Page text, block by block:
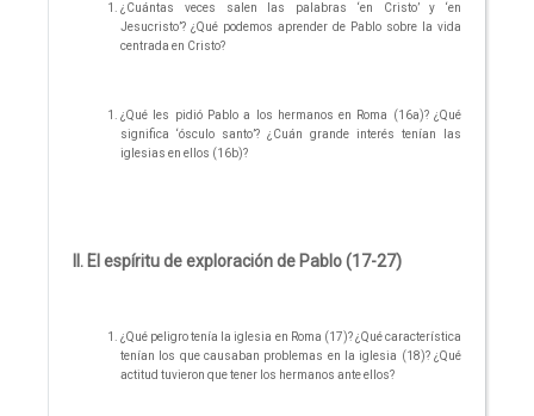
¿Cuántas veces salen las palabras ‘en Cristo’ y ‘en
Jesucristo’? ¿Qué podemos aprender de Pablo sobre la vida
centrada en Cristo?
¿Qué les pidió Pablo a los hermanos en Roma (16a)? ¿Qué
significa ‘ósculo santo’? ¿Cuán grande interés tenían las
iglesias en ellos (16b)?
II. El espíritu de exploración de Pablo (17-27)
¿Qué peligro tenía la iglesia en Roma (17)? ¿Qué característica
tenían los que causaban problemas en la iglesia (18)? ¿Qué
actitud tuvieron que tener los hermanos ante ellos?